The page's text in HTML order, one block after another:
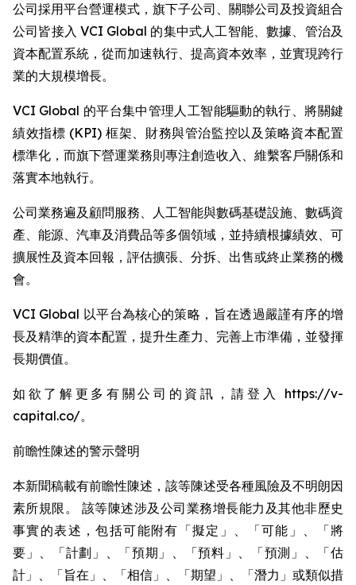
公司採用平台營運模式，旗下子公司、關聯公司及投資組合
公司皆接入 VCI Global 的集中式人工智能、數據、管治及
資本配置系統，從而加速執行、提高資本效率，並實現跨行
業的大規模增長。
VCI Global 的平台集中管理人工智能驅動的執行、將關鍵
績效指標 (KPI) 框架、財務與管治監控以及策略資本配置
標準化，而旗下營運業務則專注創造收入、維繫客戶關係和
落實本地執行。
公司業務遍及顧問服務、人工智能與數碼基礎設施、數碼資
產、能源、汽車及消費品等多個領域，並持續根據績效、可
擴展性及資本回報，評估擴張、分拆、出售或終止業務的機
會。
VCI Global 以平台為核心的策略，旨在透過嚴謹有序的增
長及精準的資本配置，提升生產力、完善上市準備，並發揮
長期價值。
如欲了解更多有關公司的資訊，請登入 https://v-
capital.co/。
前瞻性陳述的警示聲明
本新聞稿載有前瞻性陳述，該等陳述受各種風險及不明朗因
素所規限。 該等陳述涉及公司業務增長能力及其他非歷史
事實的表述，包括可能附有「擬定」、「可能」、「將
要」、「計劃」、「預期」、「預料」、「預測」、「估
計」、「旨在」、「相信」、「期望」、「潛力」或類似措